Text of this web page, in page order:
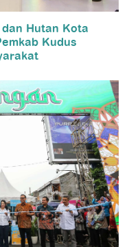
Hutan Kota
Kudus